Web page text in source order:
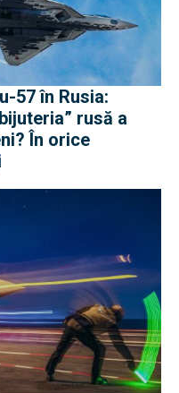
57 în Rusia:
rusă a
În orice